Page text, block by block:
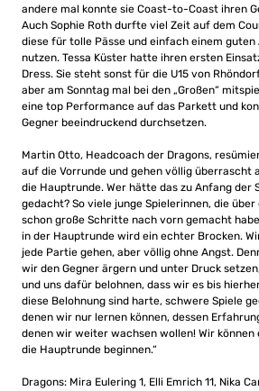
andere mal konnte sie Coast-to-Coast ihren
Auch Sophie Roth durfte viel Zeit auf dem
diese für tolle Pässe und einfach einem
nutzen. Tessa Küster hatte ihren ersten
Dress. Sie steht sonst für die U15 von
aber am Sonntag mal bei den „Großen“
eine top Performance auf das Parkett und
Gegner beeindruckend durchsetzen.
Martin Otto, Headcoach der Dragons,
auf die Vorrunde und gehen völlig überrascht
die Hauptrunde. Wer hätte das zu Anfang der
gedacht? So viele junge Spielerinnen, die
schon große Schritte nach vorn gemacht
in der Hauptrunde wird ein echter Brocken.
jede Partie gehen, aber völlig ohne Angst.
wir den Gegner ärgern und unter Druck
und uns dafür belohnen, dass wir es bis
diese Belohnung sind harte, schwere Spiele
denen wir nur lernen können, dessen
denen wir weiter wachsen wollen! Wir
die Hauptrunde beginnen.“
Dragons: Mira Eulering 1, Elli Emrich 11, Nika